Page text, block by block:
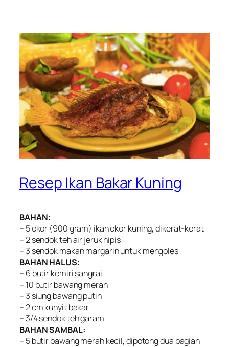
Resep Ikan Bakar Kuning
BAHAN:
– 5 ekor (900 gram) ikan ekor kuning, dikerat-kerat
– 2 sendok teh air jeruk nipis
– 3 sendok makan margarin untuk mengoles
BAHAN HALUS:
– 6 butir kemiri sangrai
– 10 butir bawang merah
– 3 siung bawang putih
– 2 cm kunyit bakar
– 3/4 sendok teh garam
BAHAN SAMBAL:
– 5 butir bawang merah kecil, dipotong dua bagian